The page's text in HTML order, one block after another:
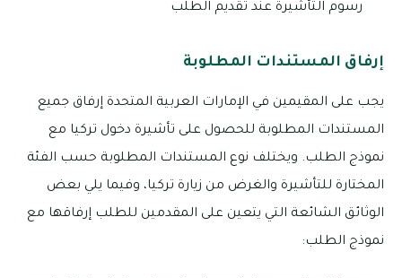
رسوم التأشيرة عند تقديم الطلب
إرفاق المستندات المطلوبة
يجب على المقيمين في الإمارات العربية المتحدة إرفاق جميع
المستندات المطلوبة للحصول على تأشيرة دخول تركيا مع
نموذج الطلب. ويختلف نوع المستندات المطلوبة حسب الفئة
المختارة للتأشيرة والغرض من زيارة تركيا، وفيما يلي بعض
الوثائق الشائعة التي يتعين على المقدمين للطلب إرفاقها مع
نموذج الطلب: